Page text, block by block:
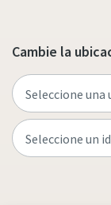
Cambie la